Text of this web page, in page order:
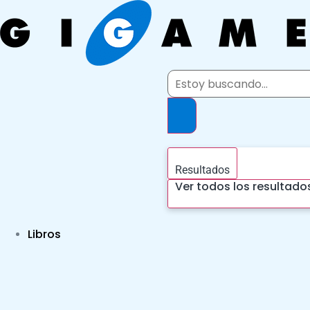
al
contenido
Search
Resultados
Ver todos los
Libros